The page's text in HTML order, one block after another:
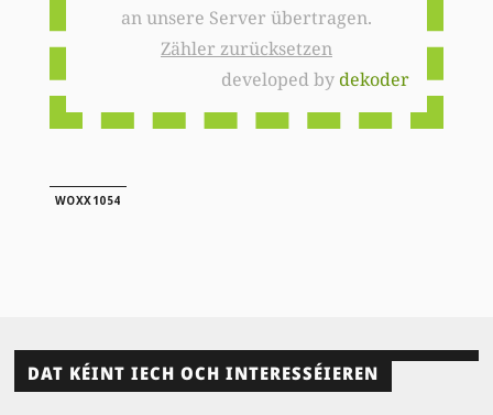
an unsere Server übertragen.
Zähler zurücksetzen
developed bydekoder
WOXX1054
DAT KÉINT IECH OCH INTERESSÉIEREN